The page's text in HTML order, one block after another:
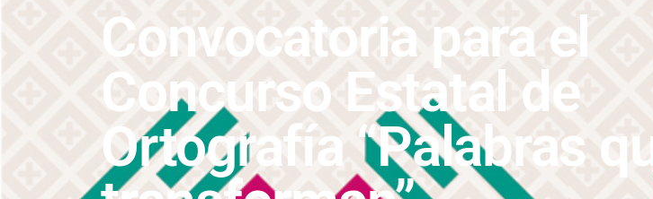
Convocatoria para el
Concurso Estatal de
Ortografía “Palabras